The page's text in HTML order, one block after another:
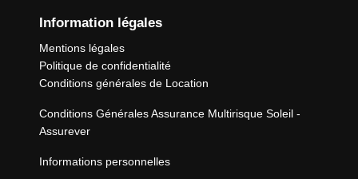
Information légales
Mentions légales
Politique de confidentialité
Conditions générales de Location
Conditions Générales Assurance Multirisque Soleil -
Assurever
Informations personnelles